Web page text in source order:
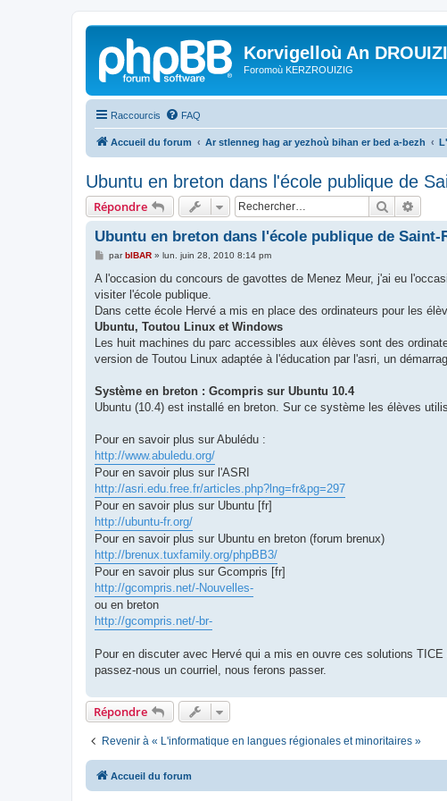
Korvigelloù An
Foromoù KERZROUIZIG
Raccourcis FAQ
Accueil du forum Ar stlenneg hag ar yezhoù bihan er bed a-bezh
Ubuntu en breton dans l'école publique de
Répondre Rechercher
Ubuntu en breton dans l'école publique de Saint-
M
s
a
g
parbIBAR» lun. juin 28, 2010 8:14 pm
A l'occasion du concours de gavottes de Menez Meur, j'ai eu
visiter l'école publique.
Dans cette école Hervé a mis en place des ordinateurs pour les
Ubuntu, Toutou Linux et Windows
Les huit machines du parc accessibles aux élèves sont des
version de Toutou Linux adaptée à l'éducation par l'asri, un
Système en breton : Gcompris sur Ubuntu 10.4
Ubuntu (10.4) est installé en breton. Sur ce système les élèves
Pour en savoir plus sur Abulédu :
http://www.abuledu.org/
Pour en savoir plus sur l'ASRI
http://asri.edu.free.fr/articles.php?lng=fr&pg=297
Pour en savoir plus sur Ubuntu [fr]
http://ubuntu-fr.org/
Pour en savoir plus sur Ubuntu en breton (forum brenux)
http://brenux.tuxfamily.org/phpBB3/
Pour en savoir plus sur Gcompris [fr]
http://gcompris.net/-Nouvelles-
ou en breton
http://gcompris.net/-br-
Pour en discuter avec Hervé qui a mis en ouvre ces solutions
passez-nous un courriel, nous ferons passer.
Répondre
Revenir à « L'informatique en langues régionales et minoritaires »
Accueil du forum